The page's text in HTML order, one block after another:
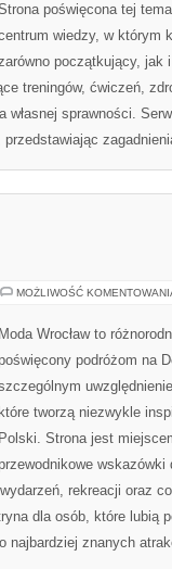
poświęcona tej
wiedzy, w którym
początkujący, jak
treningów, ćwiczeń,
własnej sprawności.
MOŻLIWOŚĆ
Moda Wrocław to
podróżom na
które tworzą niezwykle
Polski. Strona jest
rekreacji oraz
dla osób, które lubią
najbardziej znanych